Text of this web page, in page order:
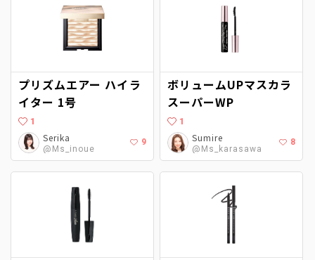
プリズムエアー ハイラ
イター 1号
1
Serika
@Ms_inoue
9
ボリュームUPマスカラ
スーパーWP
1
Sumire
@Ms_karasawa
8